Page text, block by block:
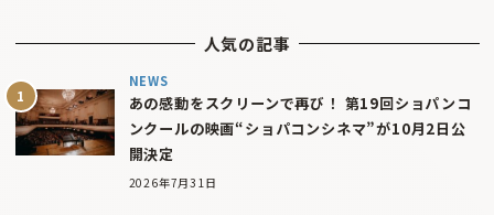
人気の記事
NEWS
あの感動をスクリーンで再び！ 第19回ショパンコ
ンクールの映画“ショパコンシネマ”が10月2日公
開決定
2026年7月31日